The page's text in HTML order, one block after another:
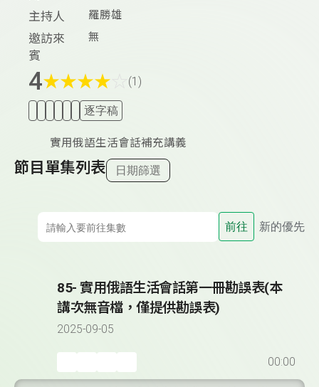
主持人 羅勝雄
邀訪來
賓
無
4★★★★ (1)
逐字稿
實用俄語生活會話補充講義
節目單集列表 日期篩選
前往 新的優先
85- 實用俄語生活會話第一冊勘誤表(本
講次無音檔，僅提供勘誤表)
2025-09-05
00:00